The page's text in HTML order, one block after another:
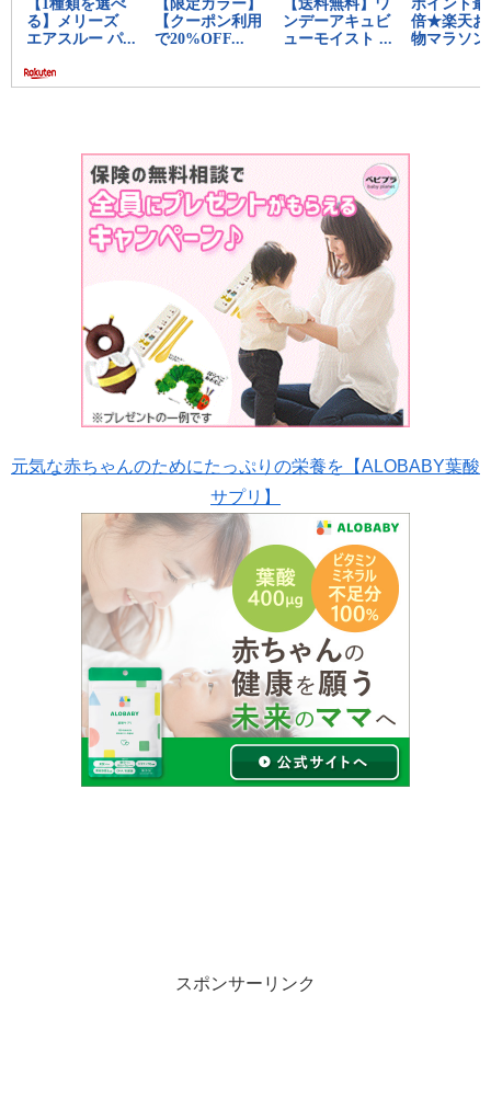
元気な赤ちゃんのためにたっぷりの栄養を【ALOBABY葉酸
サプリ】
スポンサーリンク